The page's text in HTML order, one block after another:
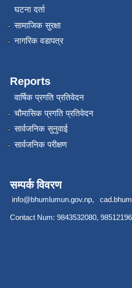
घटना दर्ता
सामाजिक सुरक्षा
नागरिक वडापत्र
Reports
वार्षिक प्रगति प्रतिवेदन
चौमासिक प्रगति प्रतिवेदन
सार्वजनिक सुनुवाई
सार्वजनिक परीक्षण
सम्पर्क विवरण
info@bhumlumun.gov.np,
Contact Num: 9843532080,